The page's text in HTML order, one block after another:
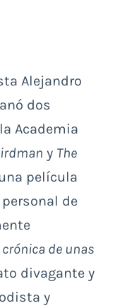
Alejandro
dos
Academia
y The
película
de
crónica de unas
divagante y
y